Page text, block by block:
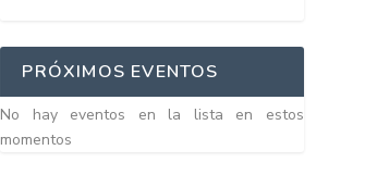
PRÓXIMOS EVENTOS
No hay eventos en la lista en estos
momentos